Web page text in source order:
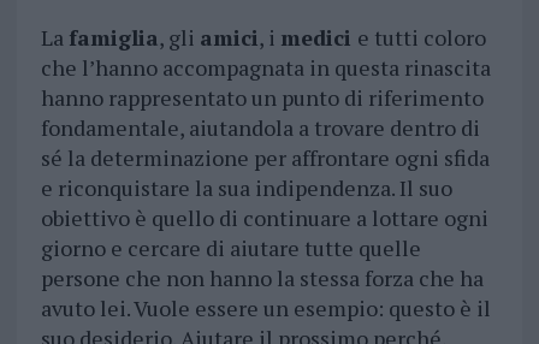
La famiglia, gli amici, i medici e tutti coloro
che l’hanno accompagnata in questa rinascita
hanno rappresentato un punto di riferimento
fondamentale, aiutandola a trovare dentro di
sé la determinazione per affrontare ogni sfida
e riconquistare la sua indipendenza. Il suo
obiettivo è quello di continuare a lottare ogni
giorno e cercare di aiutare tutte quelle
persone che non hanno la stessa forza che ha
avuto lei. Vuole essere un esempio: questo è il